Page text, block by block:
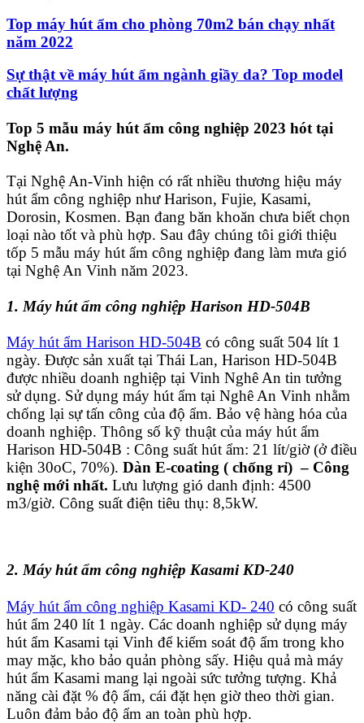
Top máy hút ẩm cho phòng 70m2 bán chạy nhất
năm 2022
Sự thật về máy hút ẩm ngành giầy da? Top model
chất lượng
Top 5 mẫu máy hút ẩm công nghiệp 2023 hót tại
Nghệ An.
Tại Nghệ An-Vinh hiện có rất nhiều thương hiệu máy
hút ẩm công nghiệp như Harison, Fujie, Kasami,
Dorosin, Kosmen. Bạn đang băn khoăn chưa biết chọn
loại nào tốt và phù hợp. Sau đây chúng tôi giới thiệu
tốp 5 mẫu máy hút ẩm công nghiệp đang làm mưa gió
tại Nghệ An Vinh năm 2023.
1. Máy hút ẩm công nghiệp Harison HD-504B
Máy hút ẩm Harison HD-504B có công suất 504 lít 1
ngày. Được sản xuất tại Thái Lan, Harison HD-504B
được nhiều doanh nghiệp tại Vinh Nghê An tin tưởng
sử dụng. Sử dụng máy hút ẩm tại Nghê An Vinh nhằm
chống lại sự tấn công của độ ẩm. Bảo vệ hàng hóa của
doanh nghiệp. Thông số kỹ thuật của máy hút ẩm
Harison HD-504B : Công suất hút ẩm: 21 lít/giờ (ở điều
kiện 30oC, 70%). Dàn E-coating ( chống rỉ) – Công
nghệ mới nhất. Lưu lượng gió danh định: 4500
m3/giờ. Công suất điện tiêu thụ: 8,5kW.
2. Máy hút ẩm công nghiệp Kasami KD-240
Máy hút ẩm công nghiệp Kasami KD- 240 có công suất
hút ẩm 240 lít 1 ngày. Các doanh nghiệp sử dụng máy
hút ẩm Kasami tại Vinh để kiểm soát độ ẩm trong kho
may mặc, kho bảo quản phòng sấy. Hiệu quả mà máy
hút ẩm Kasami mang lại ngoài sức tưởng tượng. Khả
năng cài đặt % độ ẩm, cái đặt hẹn giờ theo thời gian.
Luôn đảm bảo độ ẩm an toàn phù hợp.